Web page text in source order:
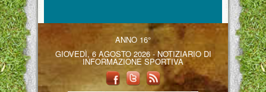
ANNO 16°
GIOVEDÌ, 6 AGOSTO 2026 - NOTIZIARIO DI
INFORMAZIONE SPORTIVA